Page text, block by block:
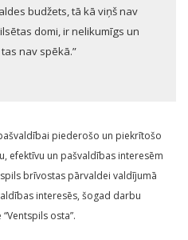
budžets, tā kā viņš nav
domi, ir nelikumīgs un
nav spēkā.”
piederošo un piekrītošo
efektīvu un pašvaldības interesēm
brīvostas pārvaldei valdījumā
interesēs, šogad darbu
osta”.